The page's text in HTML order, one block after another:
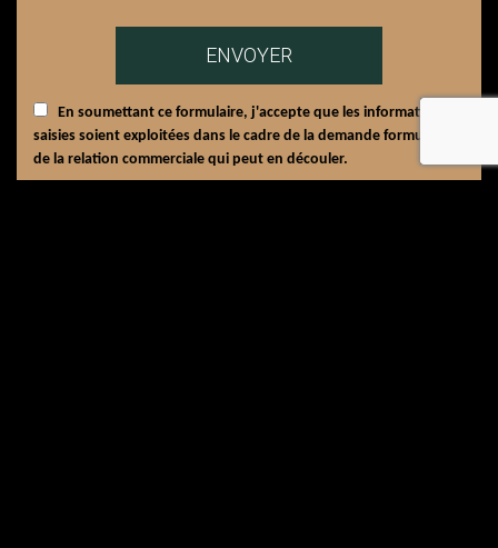
En soumettant ce formulaire, j'accepte que les informations
saisies soient exploitées dans le cadre de la demande formulée et
de la relation commerciale qui peut en découler.